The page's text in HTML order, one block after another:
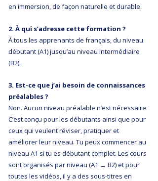
en immersion, de façon naturelle et durable.
2. À qui s’adresse cette formation ?
À tous les apprenants de français, du niveau
débutant (A1) jusqu’au niveau intermédiaire
(B2).
3. Est-ce que j’ai besoin de connaissances
préalables ?
Non. Aucun niveau préalable n’est nécessaire.
C’est conçu pour les débutants ainsi que pour
ceux qui veulent réviser, pratiquer et
améliorer leur niveau. Tu peux commencer au
niveau A1 si tu es débutant complet. Les cours
sont organisés par niveau (A1 → B2) et pour
toutes les vidéos, il y a des sous-titres en